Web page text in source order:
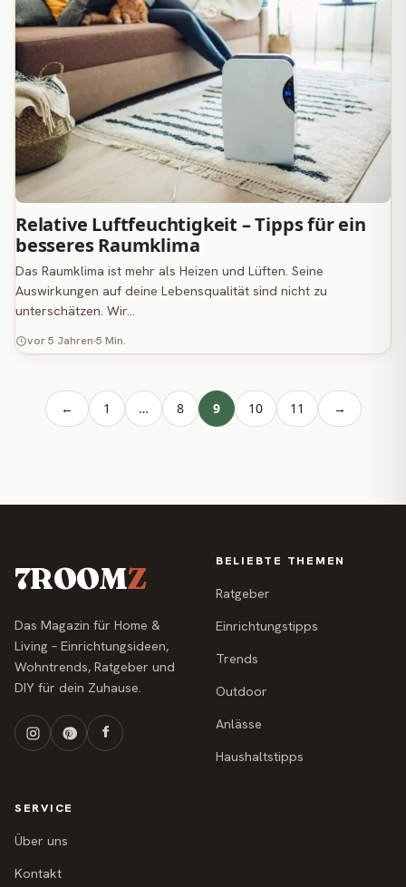
Relative Luftfeuchtigkeit – Tipps für ein
besseres Raumklima
Das Raumklima ist mehr als Heizen und Lüften. Seine
Auswirkungen auf deine Lebensqualität sind nicht zu
unterschätzen. Wir…
vor 5 Jahren 5 Min.
← 1 … 8 9 10 11 →
7ROOMZ
Das Magazin für Home &
Living – Einrichtungsideen,
Wohntrends, Ratgeber und
DIY für dein Zuhause.
BELIEBTE THEMEN
Ratgeber
Einrichtungstipps
Trends
Outdoor
Anlässe
Haushaltstipps
SERVICE
Über uns
Kontakt